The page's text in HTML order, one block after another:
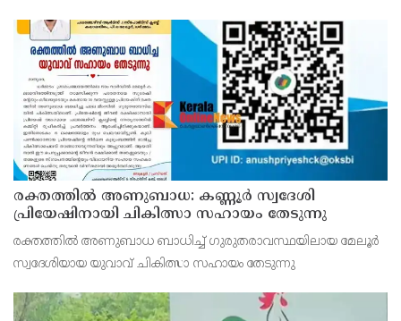
നിയന്ത്രണം വിട്ട ബസ് സൂചനാ ബോര്‍ഡില
രക്തത്തിൽ അണുബാധ: കണ്ണൂർ സ്വദേശി
പ്രിയേഷിനായി ചികിത്സാ സഹായം തേടുന്നു
രക്തത്തിൽ അണുബാധ ബാധിച്ച് ഗുരുതരാവസ്ഥയിലായ മേലൂർ
സ്വദേശിയായ യുവാവ് ചികിത്സാ സഹായം തേടുന്നു